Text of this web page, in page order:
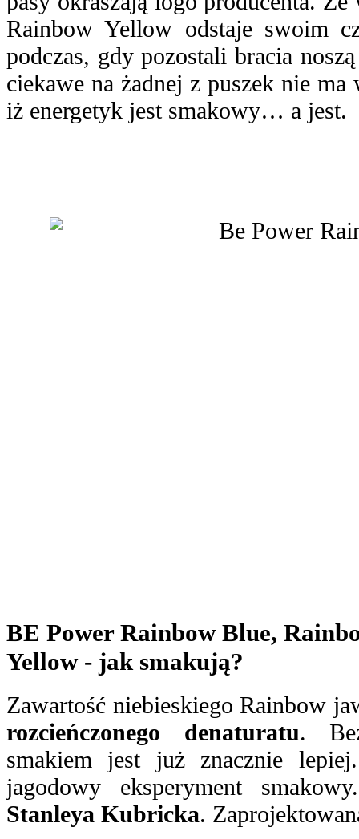
Rainbow Yellow odstaje swoim
podczas, gdy pozostali bracia
ciekawe na żadnej z puszek nie
iż energetyk jest smakowy… a jest.
BE Power Rainbow Blue,
Yellow - jak smakują?
Zawartość niebieskiego Rainbow
rozcieńczonego denaturatu.
smakiem jest już znacznie
jagodowy eksperyment
Stanleya Kubricka.